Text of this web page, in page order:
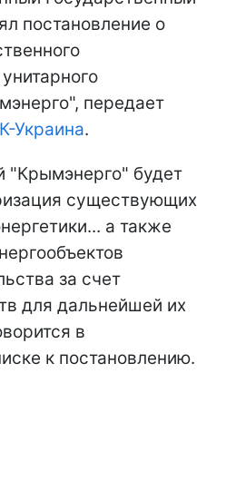
постановление о
передает
Украина.
"Крымэнерго" будет
существующих
а также
за счет
для дальнейшей их
в
к постановлению.